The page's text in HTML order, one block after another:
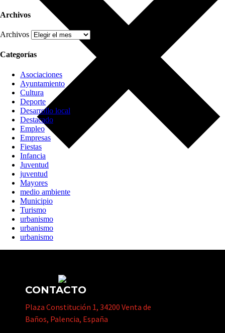
Archivos
Archivos
Categorías
Asociaciones
Ayuntamiento
Cultura
Deporte
Desarrollo local
Destacado
Empleo
Empresas
Fiestas
Infancia
Juventud
juventud
Mayores
medio ambiente
Municipio
Turismo
urbanismo
urbanismo
urbanismo
CONTACTO
Plaza Constitución 1, 34200 Venta de
Baños, Palencia, España